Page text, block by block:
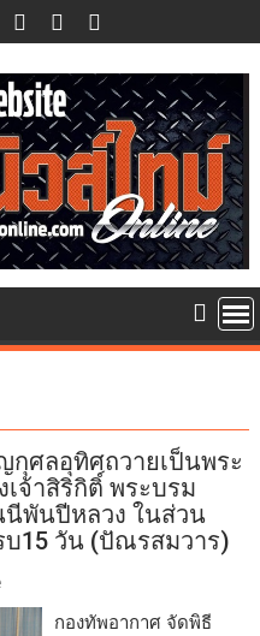
กุศลอุทิศถวายเป็นพระ
จ้าสิริกิติ์ พระบรม
พันปีหลวง ในส่วน
บ15 วัน (ปัณรสมวาร)
กองทัพอากาศ จัดพิธี